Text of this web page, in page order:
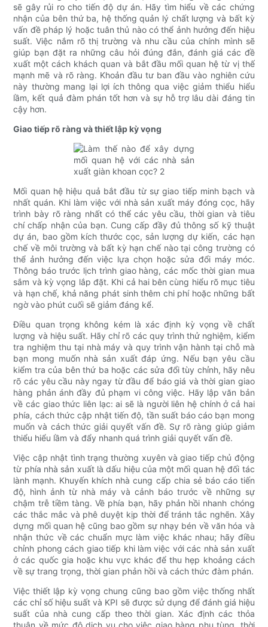
sẽ gây rủi ro cho tiến độ dự án. Hãy tìm hiểu về các chứng
nhận của bên thứ ba, hệ thống quản lý chất lượng và bất kỳ
vấn đề pháp lý hoặc tuân thủ nào có thể ảnh hưởng đến hiệu
suất. Việc nắm rõ thị trường và nhu cầu của chính mình sẽ
giúp bạn đặt ra những câu hỏi đúng đắn, đánh giá các đề
xuất một cách khách quan và bắt đầu mối quan hệ từ vị thế
mạnh mẽ và rõ ràng. Khoản đầu tư ban đầu vào nghiên cứu
này thường mang lại lợi ích thông qua việc giảm thiểu hiểu
lầm, kết quả đàm phán tốt hơn và sự hỗ trợ lâu dài đáng tin
cậy hơn.
Giao tiếp rõ ràng và thiết lập kỳ vọng
Mối quan hệ hiệu quả bắt đầu từ sự giao tiếp minh bạch và
nhất quán. Khi làm việc với nhà sản xuất máy đóng cọc, hãy
trình bày rõ ràng nhất có thể các yêu cầu, thời gian và tiêu
chí chấp nhận của bạn. Cung cấp đầy đủ thông số kỹ thuật
dự án, bao gồm kích thước cọc, sản lượng dự kiến, các hạn
chế về môi trường và bất kỳ hạn chế nào tại công trường có
thể ảnh hưởng đến việc lựa chọn hoặc sửa đổi máy móc.
Thông báo trước lịch trình giao hàng, các mốc thời gian mua
sắm và kỳ vọng lắp đặt. Khi cả hai bên cùng hiểu rõ mục tiêu
và hạn chế, khả năng phát sinh thêm chi phí hoặc những bất
ngờ vào phút cuối sẽ giảm đáng kể.
Điều quan trọng không kém là xác định kỳ vọng về chất
lượng và hiệu suất. Hãy chỉ rõ các quy trình thử nghiệm, kiểm
tra nghiệm thu tại nhà máy và quy trình vận hành tại chỗ mà
bạn mong muốn nhà sản xuất đáp ứng. Nếu bạn yêu cầu
kiểm tra của bên thứ ba hoặc các sửa đổi tùy chỉnh, hãy nêu
rõ các yêu cầu này ngay từ đầu để báo giá và thời gian giao
hàng phản ánh đầy đủ phạm vi công việc. Hãy lập văn bản
về các giao thức liên lạc: ai sẽ là người liên hệ chính ở cả hai
phía, cách thức cập nhật tiến độ, tần suất báo cáo bạn mong
muốn và cách thức giải quyết vấn đề. Sự rõ ràng giúp giảm
thiểu hiểu lầm và đẩy nhanh quá trình giải quyết vấn đề.
Việc cập nhật tình trạng thường xuyên và giao tiếp chủ động
từ phía nhà sản xuất là dấu hiệu của một mối quan hệ đối tác
lành mạnh. Khuyến khích nhà cung cấp chia sẻ báo cáo tiến
độ, hình ảnh từ nhà máy và cảnh báo trước về những sự
chậm trễ tiềm tàng. Về phía bạn, hãy phản hồi nhanh chóng
các thắc mắc và phê duyệt kịp thời để tránh tắc nghẽn. Xây
dựng mối quan hệ cũng bao gồm sự nhạy bén về văn hóa và
nhận thức về các chuẩn mực làm việc khác nhau; hãy điều
chỉnh phong cách giao tiếp khi làm việc với các nhà sản xuất
ở các quốc gia hoặc khu vực khác để thu hẹp khoảng cách
về sự trang trọng, thời gian phản hồi và cách thức đàm phán.
Việc thiết lập kỳ vọng chung cũng bao gồm việc thống nhất
các chỉ số hiệu suất và KPI sẽ được sử dụng để đánh giá hiệu
suất của nhà cung cấp theo thời gian. Xác định các thỏa